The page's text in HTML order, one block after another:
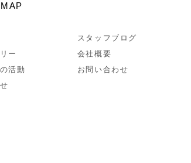
ー
活動
スタッフブログ
会社概要
お問い合わせ